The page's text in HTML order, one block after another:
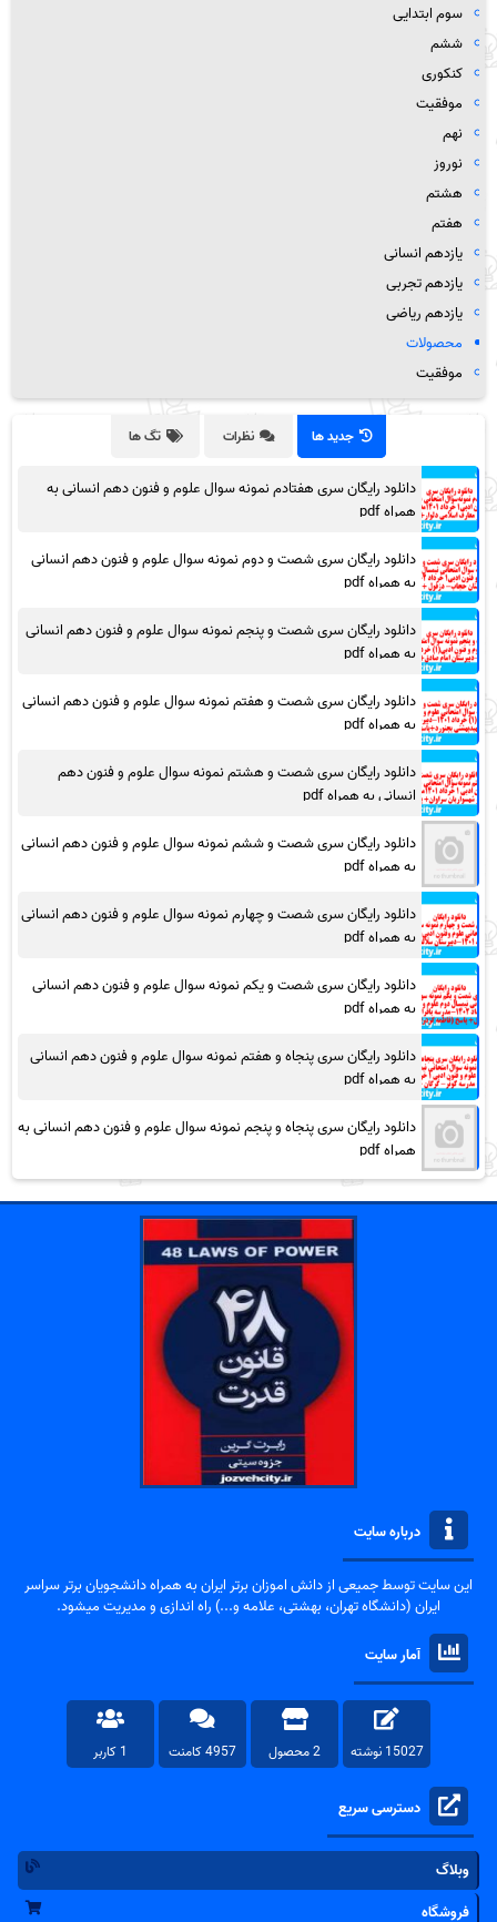
سوم ابتدایی
ششم
کنکوری
موفقیت
نهم
نوروز
هشتم
هفتم
یازدهم انسانی
یازدهم تجربی
یازدهم ریاضی
محصولات
موفقیت
جدید ها نظرات تگ ها
دانلود رایگان سری هفتادم نمونه سوال علوم و فنون دهم انسانی به
همراه pdf
دانلود رایگان سری شصت و دوم نمونه سوال علوم و فنون دهم انسانی
به همراه pdf
دانلود رایگان سری شصت و پنجم نمونه سوال علوم و فنون دهم انسانی
به همراه pdf
دانلود رایگان سری شصت و هفتم نمونه سوال علوم و فنون دهم انسانی
به همراه pdf
دانلود رایگان سری شصت و هشتم نمونه سوال علوم و فنون دهم
انسانی به همراه pdf
دانلود رایگان سری شصت و ششم نمونه سوال علوم و فنون دهم انسانی
به همراه pdf
دانلود رایگان سری شصت و چهارم نمونه سوال علوم و فنون دهم انسانی
به همراه pdf
دانلود رایگان سری شصت و یکم نمونه سوال علوم و فنون دهم انسانی
به همراه pdf
دانلود رایگان سری پنجاه و هفتم نمونه سوال علوم و فنون دهم انسانی
به همراه pdf
دانلود رایگان سری پنجاه و پنجم نمونه سوال علوم و فنون دهم انسانی به
همراه pdf
درباره سایت
این سایت توسط جمیعی از دانش اموزان برتر ایران به همراه دانشجویان برتر سراسر
ایران (دانشگاه تهران، بهشتی، علامه و...) راه اندازی و مدیریت میشود.
آمار سایت
15027 نوشته 2 محصول 4957 کامنت 1 کاربر
دسترسی سریع
وبلاگ
فروشگاه